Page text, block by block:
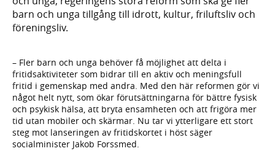
barn och unga tillgång till idrott, kultur, friluftsliv och
föreningsliv.
– Fler barn och unga behöver få möjlighet att delta i
fritidsaktiviteter som bidrar till en aktiv och meningsfull
fritid i gemenskap med andra. Med den här reformen gör vi
något helt nytt, som ökar förutsättningarna för bättre fysisk
och psykisk hälsa, att bryta ensamheten och att frigöra mer
tid utan mobiler och skärmar. Nu tar vi ytterligare ett stort
steg mot lanseringen av fritidskortet i höst säger
socialminister Jakob Forssmed.